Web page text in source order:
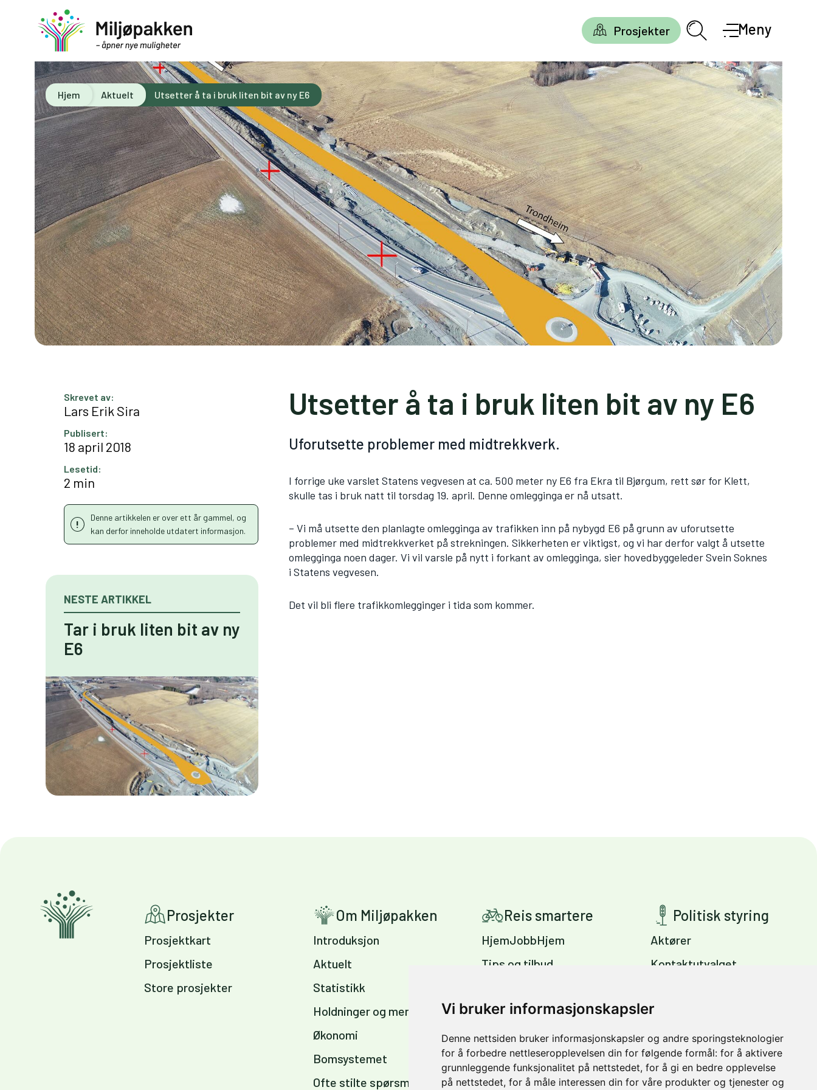
Vi bruker informasjonskapsler
Denne nettsiden bruker informasjonskapsler og andre sporingsteknologier
for å forbedre nettleseropplevelsen din for følgende formål: for å aktivere
grunnleggende funksjonalitet på nettstedet, for å gi en bedre opplevelse
på nettstedet, for å måle interessen din for våre produkter og tjenester og
Prosjekter Meny
Hjem Aktuelt Utsetter å ta i bruk liten bit av ny E6
Skrevet av:
Lars Erik Sira
Publisert:
18 april 2018
Lesetid:
2 min
Denne artikkelen er over ett år gammel, og
kan derfor inneholde utdatert informasjon.
Utsetter å ta i bruk liten bit av ny E6
Uforutsette problemer med midtrekkverk.
I forrige uke varslet Statens vegvesen at ca. 500 meter ny E6 fra Ekra til Bjørgum, rett sør for Klett,
skulle tas i bruk natt til torsdag 19. april. Denne omlegginga er nå utsatt.
– Vi må utsette den planlagte omlegginga av trafikken inn på nybygd E6 på grunn av uforutsette
problemer med midtrekkverket på strekningen. Sikkerheten er viktigst, og vi har derfor valgt å utsette
omlegginga noen dager. Vi vil varsle på nytt i forkant av omlegginga, sier hovedbyggeleder Svein Soknes
i Statens vegvesen.
Det vil bli flere trafikkomlegginger i tida som kommer.
NESTE ARTIKKEL
Tar i bruk liten bit av ny
E6
Prosjekter
Prosjektkart
Prosjektliste
Store prosjekter
Om Miljøpakken
Introduksjon
Aktuelt
Statistikk
Holdninger og meninger
Økonomi
Bomsystemet
Ofte stilte spørsmål
Reis smartere
HjemJobbHjem
Tips og tilbud
arbeidsplass
sommer og vinter
Politisk styring
Aktører
Kontaktutvalget
Miljøpakkens mål